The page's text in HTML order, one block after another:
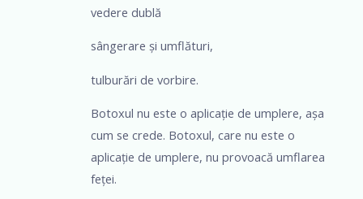
vedere dublă
sângerare și umflături,
tulburări de vorbire.
Botoxul nu este o aplicație de umplere, așa
cum se crede. Botoxul, care nu este o
aplicație de umplere, nu provoacă umflarea
feței.